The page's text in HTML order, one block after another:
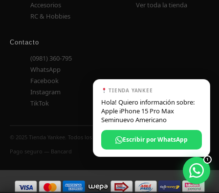
TIENDA YANKEE
Hola! Quiero información sobre:
Apple iPhone 15 Pro Max
Seminuevo Americano
Escribir por WhatsApp
1
Accesorios
RC & Hobbies
Ver toda la tienda
Contacto
(0981) 360-795
WhatsApp
Facebook
Instagram
TikTok
© 2025 Tienda Yankee. Todos los derechos reservados.
Pago seguro — Bancard